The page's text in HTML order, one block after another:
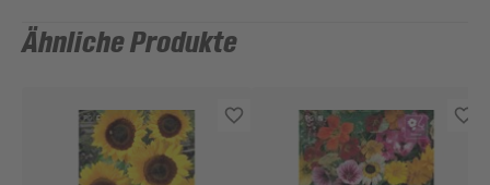
Ähnliche Produkte